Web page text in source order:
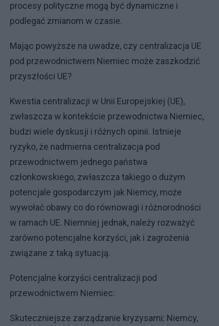
procesy polityczne mogą być dynamiczne i
podlegać zmianom w czasie.
Mając powyższe na uwadze, czy centralizacja UE
pod przewodnictwem Niemiec może zaszkodzić
przyszłości UE?
Kwestia centralizacji w Unii Europejskiej (UE),
zwłaszcza w kontekście przewodnictwa Niemiec,
budzi wiele dyskusji i różnych opinii. Istnieje
ryzyko, że nadmierna centralizacja pod
przewodnictwem jednego państwa
członkowskiego, zwłaszcza takiego o dużym
potencjale gospodarczym jak Niemcy, może
wywołać obawy co do równowagi i różnorodności
w ramach UE. Niemniej jednak, należy rozważyć
zarówno potencjalne korzyści, jak i zagrożenia
związane z taką sytuacją.
Potencjalne korzyści centralizacji pod
przewodnictwem Niemiec:
Skuteczniejsze zarządzanie kryzysami: Niemcy,